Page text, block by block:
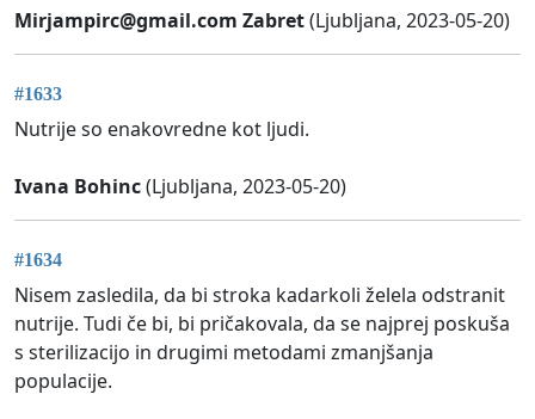
Mirjampirc@gmail.com Zabret(Ljubljana, 2023-05-20)
#1633
Nutrije so enakovredne kot ljudi.
Ivana Bohinc(Ljubljana, 2023-05-20)
#1634
Nisem zasledila, da bi stroka kadarkoli želela odstranit
nutrije. Tudi če bi, bi pričakovala, da se najprej poskuša
s sterilizacijo in drugimi metodami zmanjšanja
populacije.